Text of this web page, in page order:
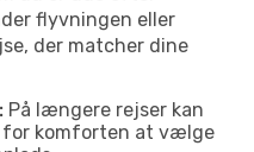
flyvningen eller
der matcher dine
På længere rejser kan
for komforten at vælge